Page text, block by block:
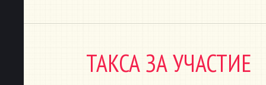
ТАКСА ЗА УЧАСТИЕ